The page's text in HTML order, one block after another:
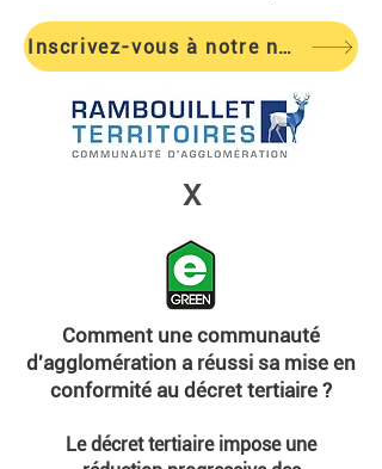
Inscrivez-vous à notre newsletter !
X
Comment une communauté
d'agglomération a réussi sa mise en
conformité au décret tertiaire ?
Le décret tertiaire impose une